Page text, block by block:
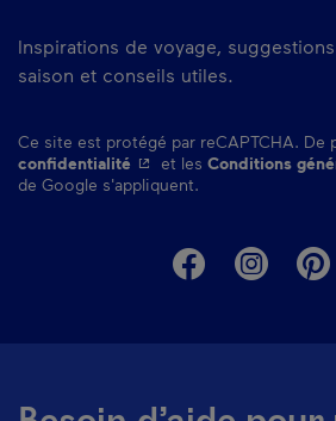
Inspirations de voyage,
saison et conseils utiles.
Ce site est protégé par reCAPTCHA. De
confidentialité - Cet hyperlien s'ouvrira
et les Conditions
de Google s'appliquent.